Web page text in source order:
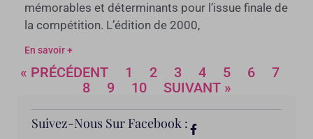
mémorables et déterminants pour l’issue finale de
la compétition. L’édition de 2000,
En savoir +
« PRÉCÉDENT 1 2 3 4 5 6
7
8
9 10 SUIVANT »
Suivez-Nous Sur Facebook :